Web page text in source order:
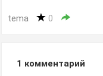
tema 0
1 комментарий